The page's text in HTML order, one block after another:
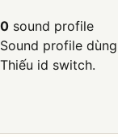
0 sound profile
Sound profile
Thiếu id switch.